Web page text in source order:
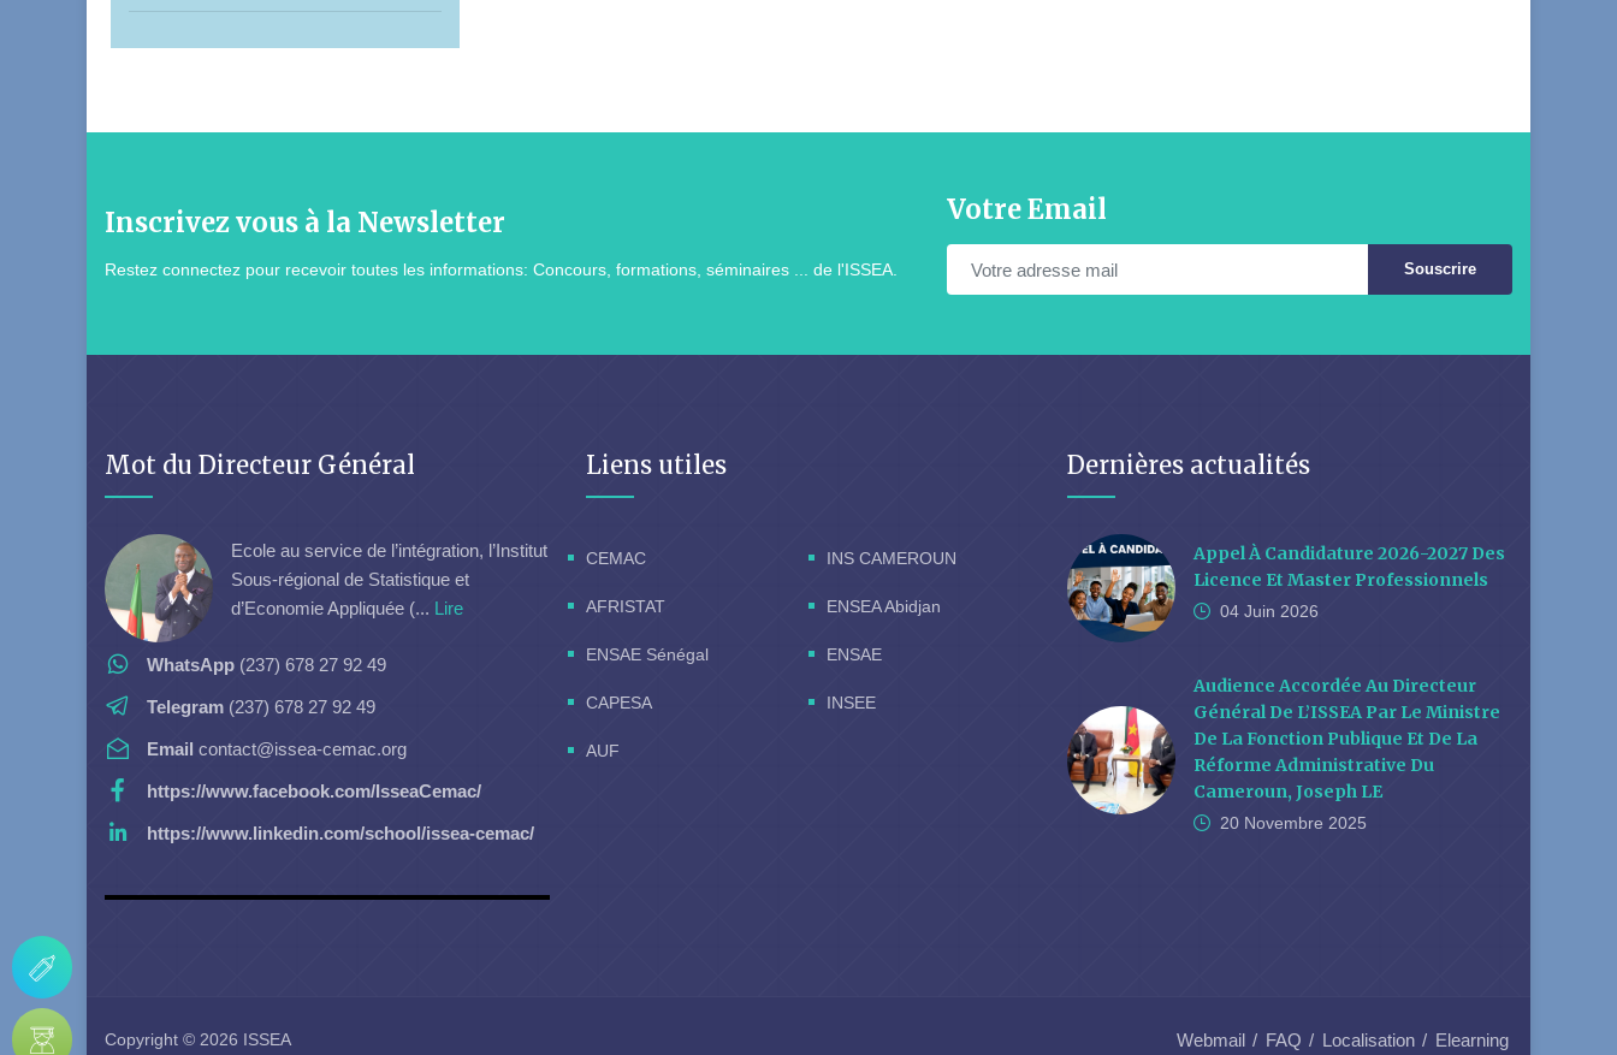
Inscrivez vous à la Newsletter
Restez connectez pour recevoir toutes les informations: Concours, formations, séminaires ... de l'ISSEA.
Votre Email
Souscrire
Mot du Directeur Général
Ecole au service de l’intégration, l’Institut
Sous-régional de Statistique et
d’Economie Appliquée (... Lire
WhatsApp (237) 678 27 92 49
Telegram (237) 678 27 92 49
Email contact@issea-cemac.org
https://www.facebook.com/IsseaCemac/
https://www.linkedin.com/school/issea-cemac/
Liens utiles
CEMAC INS CAMEROUN
AFRISTAT ENSEA Abidjan
ENSAE Sénégal ENSAE
CAPESA INSEE
AUF
Dernières actualités
Appel À Candidature 2026-2027 Des
Licence Et Master Professionnels
04 Juin 2026
Audience Accordée Au Directeur
Général De L’ISSEA Par Le Ministre
De La Fonction Publique Et De La
Réforme Administrative Du
Cameroun, Joseph LE
20 Novembre 2025
Copyright © 2026 ISSEA Webmail FAQ Localisation Elearning